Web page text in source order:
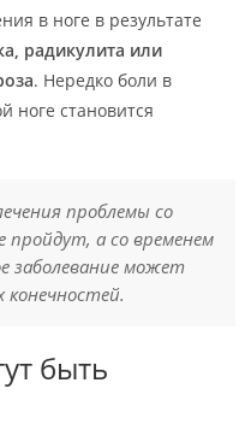
в ноге в результате
радикулита или
. Нередко боли в
ноге становится
проблемы со
пройдут, а со временем
заболевание может
быть